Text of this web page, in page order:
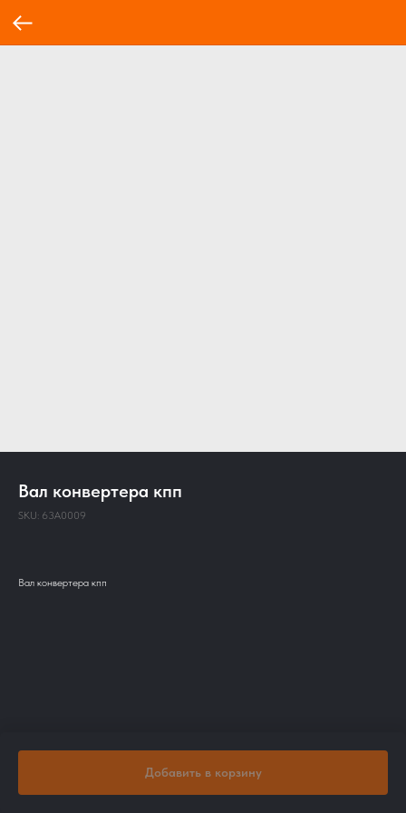
Вал конвертера кпп
SKU: 63A0009
Добавить в корзину
Вал конвертера кпп